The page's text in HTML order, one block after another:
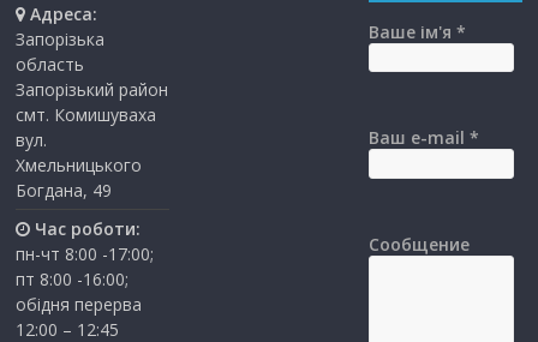
Адреса:
Запорізька
область
Запорізький район
смт. Комишуваха
вул.
Хмельницького
Богдана, 49
Час роботи:
пн-чт 8:00 -17:00;
пт 8:00 -16:00;
обідня перерва
12:00 – 12:45
Ваше ім'я *
Ваш e-mail *
Сообщение